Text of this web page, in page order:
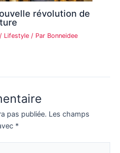
révolution de
/ Lifestyle / Par Bonneidee
pas publiée. Les champs
*